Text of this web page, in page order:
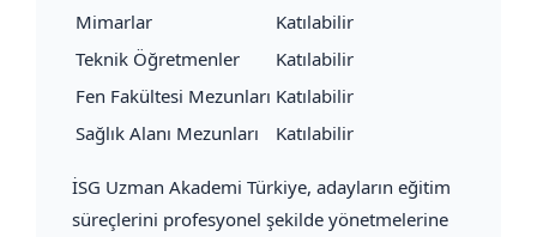
Mimarlar
Katılabilir
Teknik Öğretmenler
Katılabilir
Fen Fakültesi Mezunları Katılabilir
Sağlık Alanı Mezunları
Katılabilir
İSG Uzman Akademi Türkiye, adayların eğitim
süreçlerini profesyonel şekilde yönetmelerine